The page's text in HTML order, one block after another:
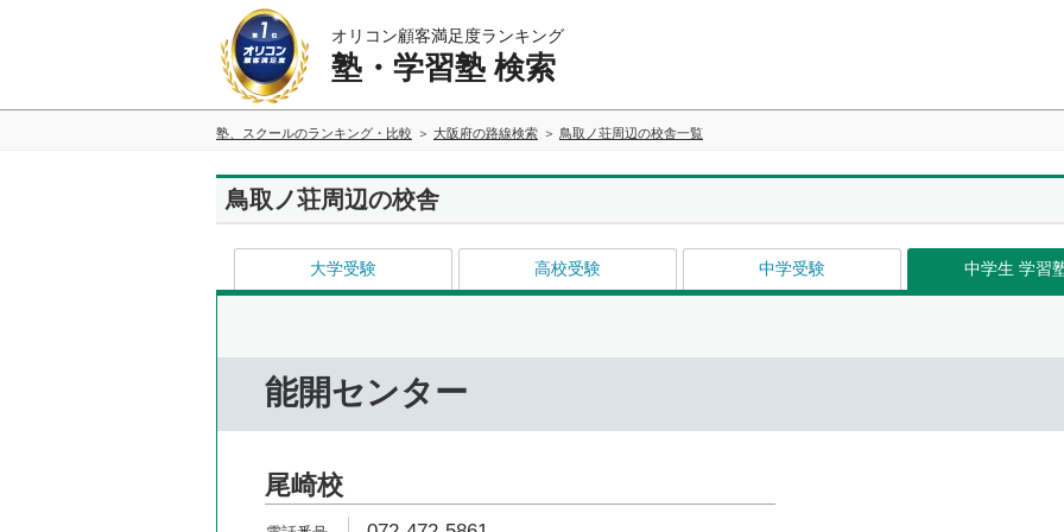
オリコン顧客満足度ランキング
塾・学習塾 検索
塾、スクールのランキング・比較 大阪府の路線検索 鳥取ノ荘周辺の校舎一覧
鳥取ノ荘周辺の校舎
大学受験 高校受験 中学受験 中学生 学習
能開センター
尾崎校